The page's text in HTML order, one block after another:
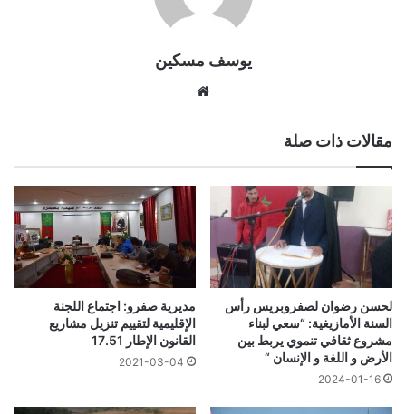
يوسف مسكين
مقالات ذات صلة
لحسن رضوان لصفروبريس رأس
السنة الأمازيغية: “سعي لبناء
مشروع ثقافي تنموي يربط بين
الأرض و اللغة و الإنسان “
2024-01-16
مديرية صفرو: اجتماع اللجنة
الإقليمية لتقييم تنزيل مشاريع
القانون الإطار 17.51
2021-03-04